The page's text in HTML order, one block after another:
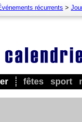
fêtes sport
récurrents >